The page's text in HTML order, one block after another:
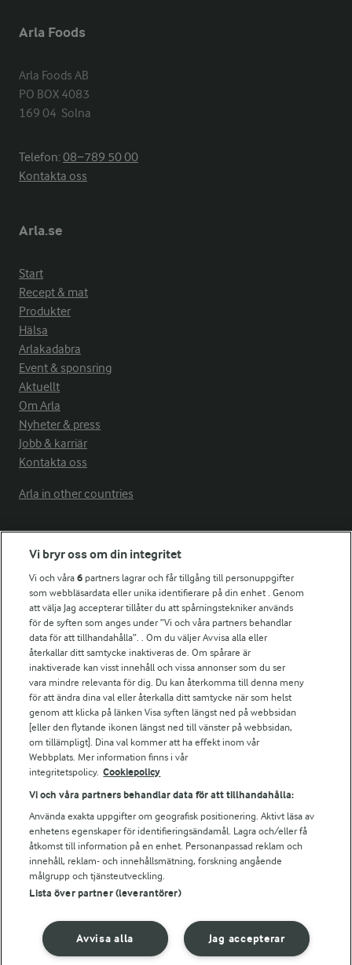
Arla Foods
Arla Foods AB
PO BOX 4083
169 04  Solna
Telefon:08−789 50 00
Kontakta oss
Arla.se
Start
Recept & mat
Produkter
Hälsa
Arlakadabra
Event & sponsring
Aktuellt
Om Arla
Nyheter & press
Jobb & karriär
Kontakta oss
Arla in other countries
Fler Arlasajter
För ägare
Arlas kundportal
Arla.com
Falbygdens Ost
Arla webbshop
Bildbank
Följ oss
© 2026 Arla Foods
Integritetspolicy
Vi bryr oss om din integritet
Vi och våra6 partners lagrar och får tillgång till personuppgifter
som webbläsardata eller unika identifierare på din enhet . Genom
att välja Jag accepterar tillåter du att spårningstekniker används
för de syften som anges under ”Vi och våra partners behandlar
data för att tillhandahålla”. . Om du väljer Avvisa alla eller
återkallar ditt samtycke inaktiveras de. Om spårare är
inaktiverade kan visst innehåll och vissa annonser som du ser
vara mindre relevanta för dig. Du kan återkomma till denna meny
för att ändra dina val eller återkalla ditt samtycke när som helst
genom att klicka på länken Visa syften längst ned på webbsidan
[eller den flytande ikonen längst ned till vänster på webbsidan,
om tillämpligt]. Dina val kommer att ha effekt inom vår
Webbplats. Mer information finns i vår
integritetspolicy. Cookiepolicy
Vi och våra partners behandlar data för att tillhandahålla:
Använda exakta uppgifter om geografisk positionering. Aktivt läsa av
enhetens egenskaper för identifieringsändamål. Lagra och/eller få
åtkomst till information på en enhet. Personanpassad reklam och
innehåll, reklam- och innehållsmätning, forskning angående
målgrupp och tjänsteutveckling.
Lista över partner (leverantörer)
Jag accepterar
Avvisa alla